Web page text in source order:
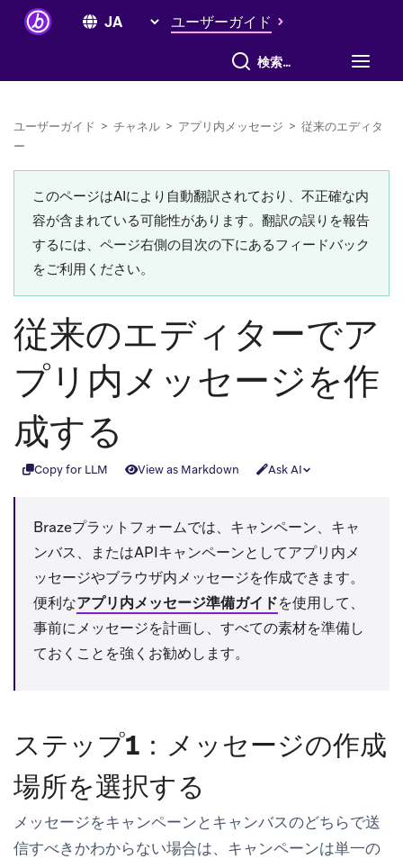
ユーザーガイド
すべて検索
ユーザーガイド > チャネル > アプリ内メッセージ > 従来のエディタ
ー
このページはAIにより自動翻訳されており、不正確な内
容が含まれている可能性があります。翻訳の誤りを報告
するには、ページ右側の目次の下にあるフィードバック
をご利用ください。
従来のエディターでア
プリ内メッセージを作
成する
Copy for LLM View as Markdown Ask AI
Brazeプラットフォームでは、キャンペーン、キャ
ンバス、またはAPIキャンペーンとしてアプリ内メ
ッセージやブラウザ内メッセージを作成できます。
便利なアプリ内メッセージ準備ガイドを使用して、
事前にメッセージを計画し、すべての素材を準備し
ておくことを強くお勧めします。
ステップ1：メッセージの作成
場所を選択する
メッセージをキャンペーンとキャンバスのどちらで送
信すべきかわからない場合は、キャンペーンは単一の